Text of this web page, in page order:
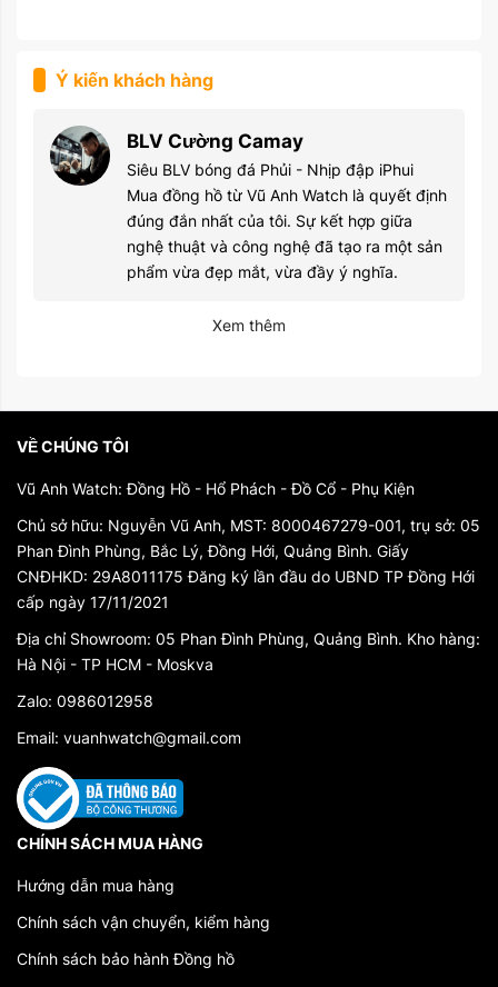
Ý kiến khách hàng
BLV Cường Camay
Siêu BLV bóng đá Phủi - Nhịp đập iPhui
Mua đồng hồ từ Vũ Anh Watch là quyết định
đúng đắn nhất của tôi. Sự kết hợp giữa
nghệ thuật và công nghệ đã tạo ra một sản
phẩm vừa đẹp mắt, vừa đầy ý nghĩa.
Xem thêm
VỀ CHÚNG TÔI
Vũ Anh Watch: Đồng Hồ - Hổ Phách - Đồ Cổ - Phụ Kiện
Chủ sở hữu: Nguyễn Vũ Anh, MST: 8000467279-001, trụ sở: 05
Phan Đình Phùng, Bắc Lý, Đồng Hới, Quảng Bình. Giấy
CNĐHKD: 29A8011175 Đăng ký lần đầu do UBND TP Đồng Hới
cấp ngày 17/11/2021
Địa chỉ Showroom: 05 Phan Đình Phùng, Quảng Bình. Kho hàng:
Hà Nội - TP HCM - Moskva
Zalo: 0986012958
Email: vuanhwatch@gmail.com
CHÍNH SÁCH MUA HÀNG
Hướng dẫn mua hàng
Chính sách vận chuyển, kiểm hàng
Chính sách bảo hành Đồng hồ